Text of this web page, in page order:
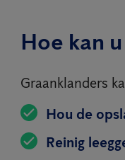
Hoe kan
Graanklanders
Hou de
Reinig